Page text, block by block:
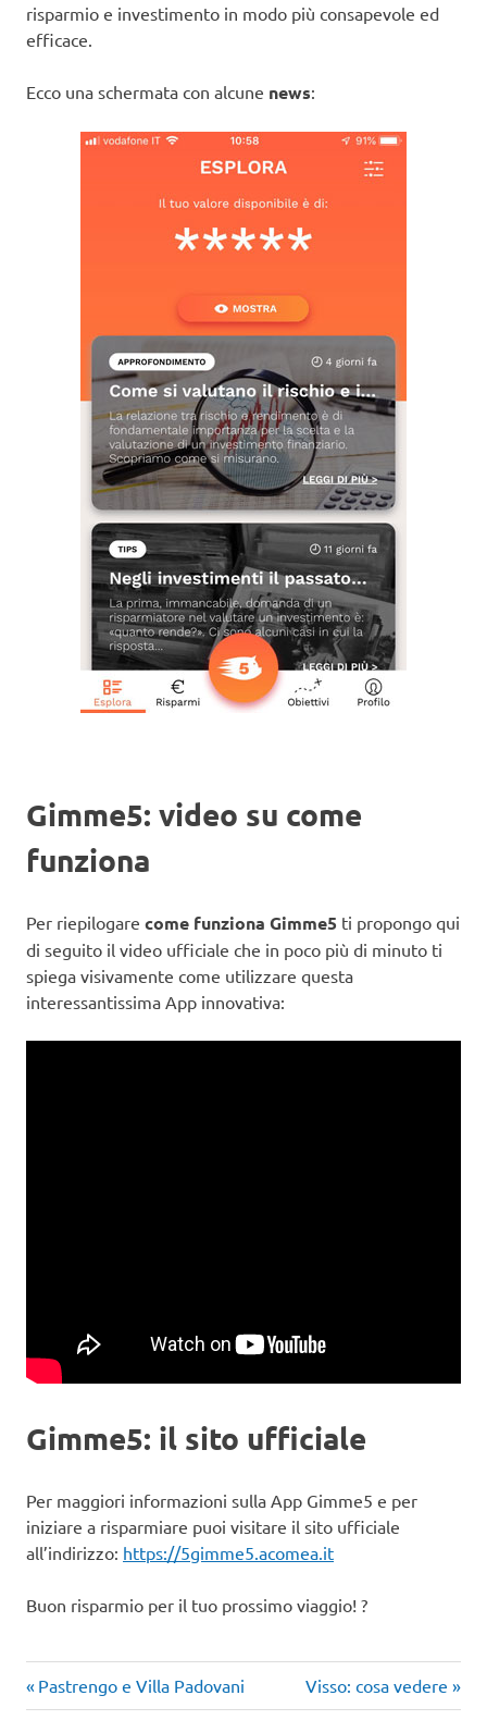
risparmio e investimento in modo più consapevole ed
efficace.
Ecco una schermata con alcune news:
Gimme5: video su come
funziona
Per riepilogare come funziona Gimme5 ti propongo qui
di seguito il video ufficiale che in poco più di minuto ti
spiega visivamente come utilizzare questa
interessantissima App innovativa:
Gimme5: il sito ufficiale
Per maggiori informazioni sulla App Gimme5 e per
iniziare a risparmiare puoi visitare il sito ufficiale
all’indirizzo: https://5gimme5.acomea.it
Buon risparmio per il tuo prossimo viaggio! ?
Navigazione
Articolo
precedente:
Pastrengo e Villa Padovani
Articolo
successivo:
Visso: cosa vedere